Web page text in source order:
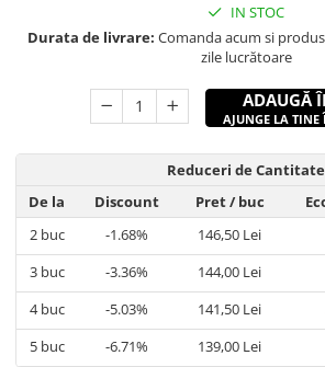
IN STOC
Durata de livrare: Comanda acum si
zile lucrătoare
ADAUGĂ
AJUNGE LA TINE
Reduceri de Cantitate
De la
Discount Pret/ buc
2buc -1.68% 146,50 Lei
3buc -3.36% 144,00 Lei
4buc -5.03% 141,50 Lei
5buc -6.71% 139,00 Lei